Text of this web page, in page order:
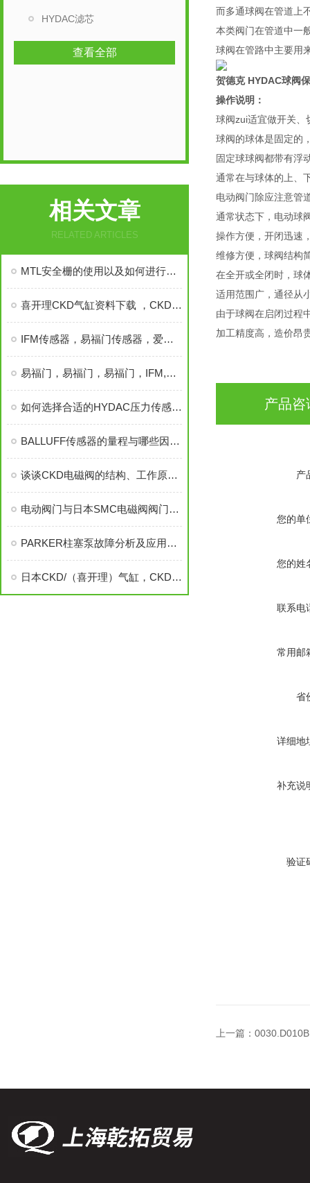
HYDAC滤芯
查看全部
相关文章
RELATED ARTICLES
MTL安全栅的使用以及如何进行选用
喜开理CKD气缸资料下载 ，CKD气缸资料下载，CKD气缸
IFM传感器，易福门传感器，爱福门传感器，IFM
易福门，易福门，易福门，IFM,爱福门
如何选择合适的HYDAC压力传感器进行替换?
BALLUFF传感器的量程与哪些因素有关
谈谈CKD电磁阀的结构、工作原理和应用
电动阀门与日本SMC电磁阀阀门的优缺点资料有哪些？
PARKER柱塞泵故障分析及应用案例简介
日本CKD/（喜开理）气缸，CKD电磁阀
而多通球阀在管道上
本类阀门在管道中一
球阀在管路中主要用
贺德克 HYDAC球阀
操作说明：
球阀zui适宜做开关、
球阀的球体是固定的
固定球球阀都带有浮
通常在与球体的上、
电动阀门除应注意管
通常状态下，电动球
操作方便，开闭迅速
维修方便，球阀结构
在全开或全闭时，球
适用范围广，通径从
由于球阀在启闭过程
加工精度高，造价昂
产品咨
产
您的单
您的姓
联系电
常用邮
省
详细地
补充说
验证
上一篇：